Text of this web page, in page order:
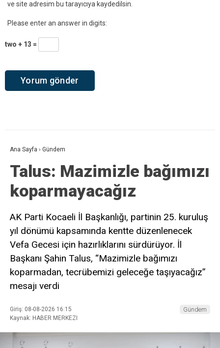
ve site adresim bu tarayıcıya kaydedilsin.
Please enter an answer in digits:
two + 13 =
Ana Sayfa › Gündem
Talus: Mazimizle bağımızı
koparmayacağız
AK Parti Kocaeli İl Başkanlığı, partinin 25. kuruluş
yıl dönümü kapsamında kentte düzenlenecek
Vefa Gecesi için hazırlıklarını sürdürüyor. İl
Başkanı Şahin Talus, “Mazimizle bağımızı
koparmadan, tecrübemizi geleceğe taşıyacağız”
mesajı verdi
Giriş: 08-08-2026 16:15
Kaynak: HABER MERKEZI
Gündem